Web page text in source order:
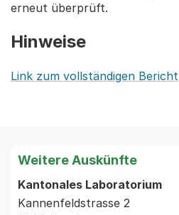
erneut überprüft.
Hinweise
Link zum vollständigen Bericht
Weitere Auskünfte
Kantonales Laboratorium
Kannenfeldstrasse 2